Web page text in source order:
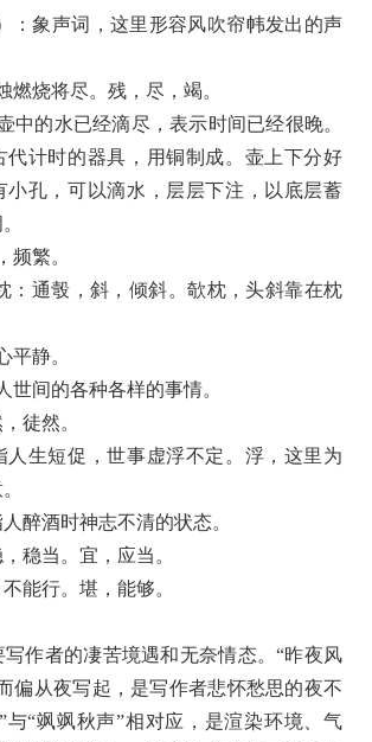
：象声词，这里形容风吹帘帏发出的声
燃烧将尽。残，尽，竭。
中的水已经滴尽，表示时间已经很晚。
代计时的器具，用铜制成。壶上下分好
小孔，可以滴水，层层下注，以底层蓄
。
频繁。
：通彀，斜，倾斜。欹枕，头斜靠在枕
平静。
世间的各种各样的事情。
，徒然。
人生短促，世事虚浮不定。浮，这里为
。
人醉酒时神志不清的状态。
，稳当。宜，应当。
能行。堪，能够。
作者的凄苦境遇和无奈情态。“昨夜风
偏从夜写起，是写作者悲怀愁思的夜不
与“飒飒秋声”相对应，是渲染环境、气